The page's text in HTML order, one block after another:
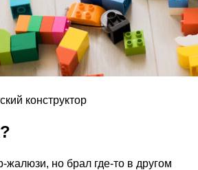
конструктор
жалюзи, но брал где-то в другом